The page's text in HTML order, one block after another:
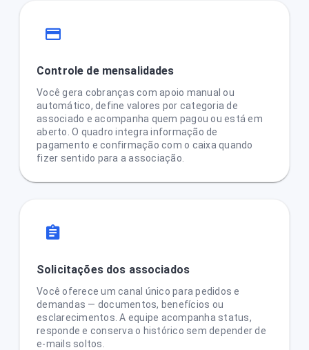
Controle de mensalidades
Você gera cobranças com apoio manual ou
automático, define valores por categoria de
associado e acompanha quem pagou ou está em
aberto. O quadro integra informação de
pagamento e confirmação com o caixa quando
fizer sentido para a associação.
Solicitações dos associados
Você oferece um canal único para pedidos e
demandas — documentos, benefícios ou
esclarecimentos. A equipe acompanha status,
responde e conserva o histórico sem depender de
e-mails soltos.